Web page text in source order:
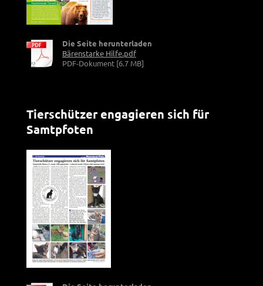
Die Seite herunterladen
Bärenstarke Hilfe.pdf
PDF-Dokument [6.7 MB]
Tierschützer engagieren sich für
Samtpfoten